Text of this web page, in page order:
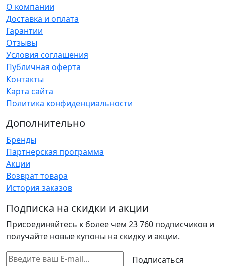
О компании
Доставка и оплата
Гарантии
Отзывы
Условия соглашения
Публичная оферта
Контакты
Карта сайта
Политика конфиденциальности
Дополнительно
Бренды
Партнерская программа
Акции
Возврат товара
История заказов
Подписка на скидки и акции
Присоединяйтесь к более чем 23 760 подписчиков и
получайте новые купоны на скидку и акции.
Подписаться